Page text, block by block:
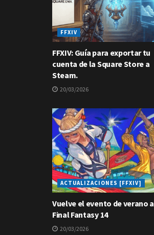
FFXIV
FFXIV: Guía para exportar tu
cuenta de la Square Store a
Steam.
20/03/2026
ACTUALIZACIONES [FFXIV]
Vuelve el evento de verano a
Final Fantasy 14
20/03/2026